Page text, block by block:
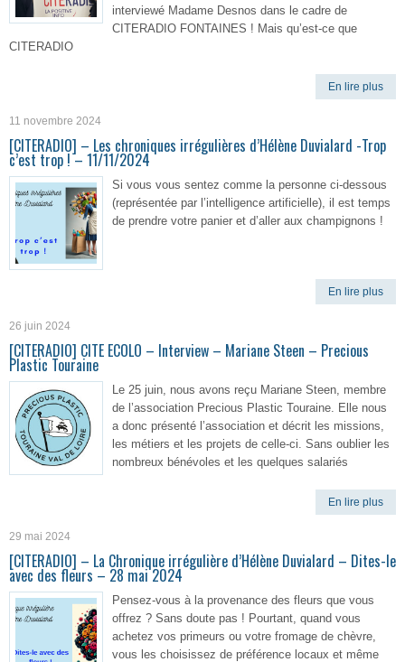
interviewé Madame Desnos dans le cadre de
CITERADIO FONTAINES ! Mais qu’est-ce que
CITERADIO
En lire plus
11 novembre 2024
[CITERADIO] – Les chroniques irrégulières d’Hélène Duvialard -Trop
c’est trop ! – 11/11/2024
Si vous vous sentez comme la personne ci-dessous
(représentée par l’intelligence artificielle), il est temps
de prendre votre panier et d’aller aux champignons !
En lire plus
26 juin 2024
[CITERADIO] CITE ECOLO – Interview – Mariane Steen – Precious
Plastic Touraine
Le 25 juin, nous avons reçu Mariane Steen, membre
de l’association Precious Plastic Touraine. Elle nous
a donc présenté l’association et décrit les missions,
les métiers et les projets de celle-ci. Sans oublier les
nombreux bénévoles et les quelques salariés
En lire plus
29 mai 2024
[CITERADIO] – La Chronique irrégulière d’Hélène Duvialard – Dites-le
avec des fleurs – 28 mai 2024
Pensez-vous à la provenance des fleurs que vous
offrez ? Sans doute pas ! Pourtant, quand vous
achetez vos primeurs ou votre fromage de chèvre,
vous les choisissez de préférence locaux et même